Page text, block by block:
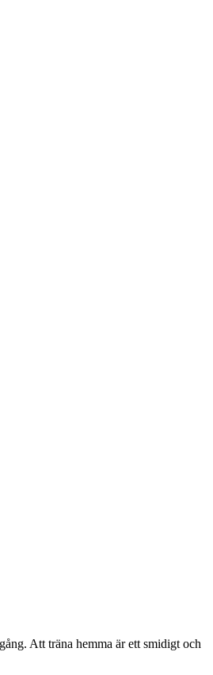
Att träna hemma är ett smidigt och